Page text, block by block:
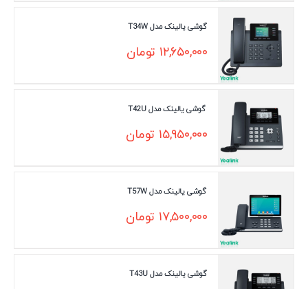
گوشی یالینک مدل T34W
۱۲,۶۵۰,۰۰۰ تومان
گوشی یالینک مدل T42U
۱۵,۹۵۰,۰۰۰ تومان
گوشی یالینک مدل T57W
۱۷,۵۰۰,۰۰۰ تومان
گوشی یالینک مدل T43U